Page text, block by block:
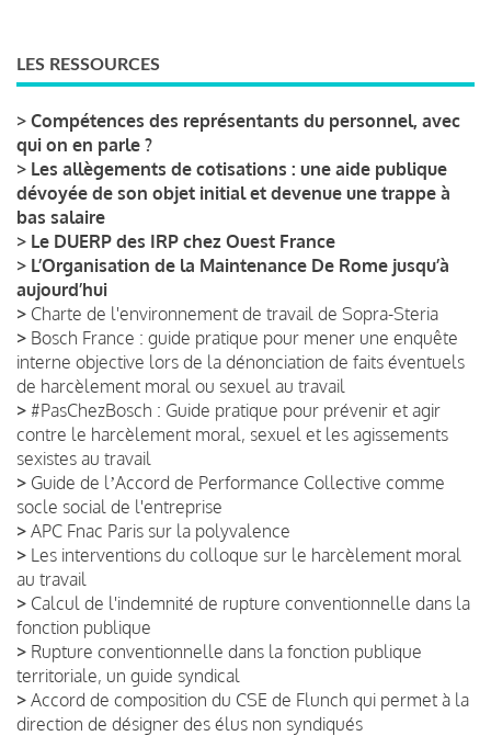
LES RESSOURCES
> Compétences des représentants du personnel, avec
qui on en parle ?
> Les allègements de cotisations : une aide publique
dévoyée de son objet initial et devenue une trappe à
bas salaire
> Le DUERP des IRP chez Ouest France
> L’Organisation de la Maintenance De Rome jusqu’à
aujourd’hui
> Charte de l'environnement de travail de Sopra-Steria
> Bosch France : guide pratique pour mener une enquête
interne objective lors de la dénonciation de faits éventuels
de harcèlement moral ou sexuel au travail
> #PasChezBosch : Guide pratique pour prévenir et agir
contre le harcèlement moral, sexuel et les agissements
sexistes au travail
> Guide de lʼAccord de Performance Collective comme
socle social de l'entreprise
> APC Fnac Paris sur la polyvalence
> Les interventions du colloque sur le harcèlement moral
au travail
> Calcul de l'indemnité de rupture conventionnelle dans la
fonction publique
> Rupture conventionnelle dans la fonction publique
territoriale, un guide syndical
> Accord de composition du CSE de Flunch qui permet à la
direction de désigner des élus non syndiqués